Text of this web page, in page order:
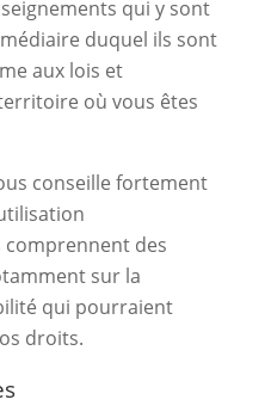
qui y sont
duquel ils sont
aux lois et
où vous êtes
conseille fortement
des
sur la
qui pourraient
droits.